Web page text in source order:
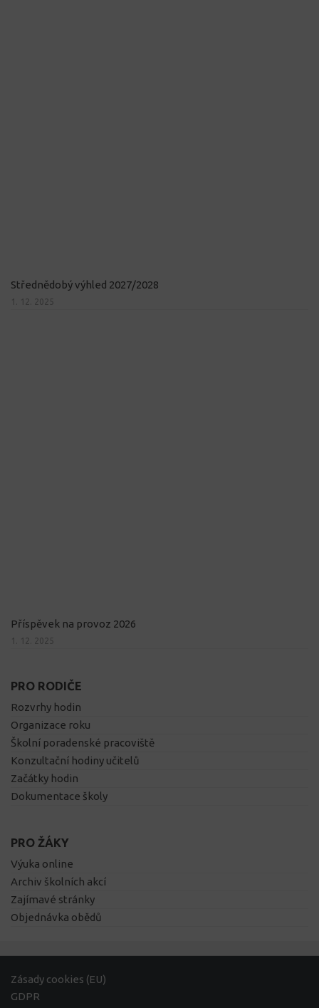
Střednědobý výhled 2027/2028
1. 12. 2025
Příspěvek na provoz 2026
1. 12. 2025
PRO RODIČE
Rozvrhy hodin
Organizace roku
Školní poradenské pracoviště
Konzultační hodiny učitelů
Začátky hodin
Dokumentace školy
PRO ŽÁKY
Výuka online
Archiv školních akcí
Zajímavé stránky
Objednávka obědů
Zásady cookies (EU)
GDPR